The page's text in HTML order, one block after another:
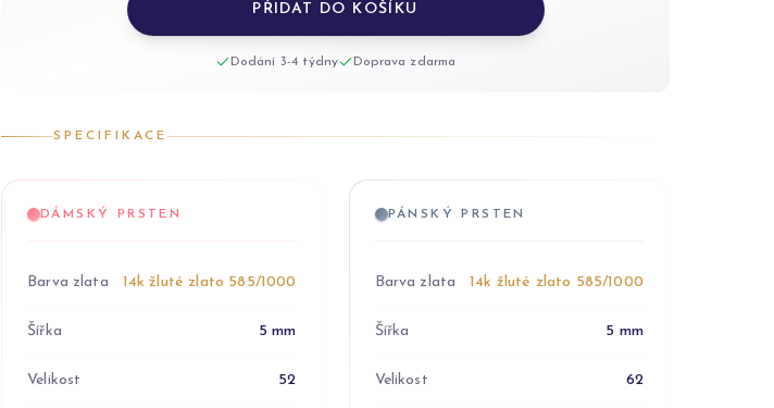
PŘIDAT DO KOŠÍKU
Dodání 3-4 týdny Doprava zdarma
SPECIFIKACE
DÁMSKÝ PRSTEN
Barva zlata 14k žluté zlato 585/1000
Šířka 5 mm
Velikost 52
PÁNSKÝ PRSTEN
Barva zlata 14k žluté zlato 585/1000
Šířka 5 mm
Velikost 62